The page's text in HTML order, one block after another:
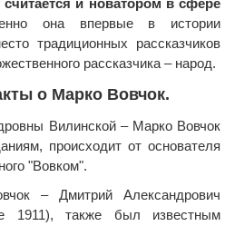
и новатором в сфере
она впервые в истории
традиционных рассказчиков
рассказчика – народ.
о Марко Вовчок.
Вилинской – Марко Вовчок
происходит от основателя
"Вовком".
– Дмитрий Александрович
1911), также был известным